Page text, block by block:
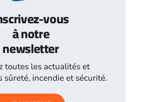
vous
à notre
newsletter
toutes les actualités et
sûreté, incendie et sécurité.